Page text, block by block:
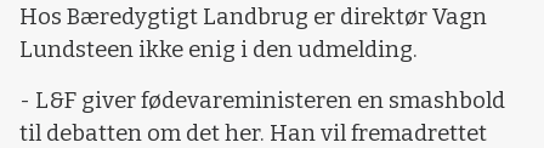
Hos Bæredygtigt Landbrug er direktør Vagn
Lundsteen ikke enig i den udmelding.
- L&F giver fødevareministeren en smashbold
til debatten om det her. Han vil fremadrettet